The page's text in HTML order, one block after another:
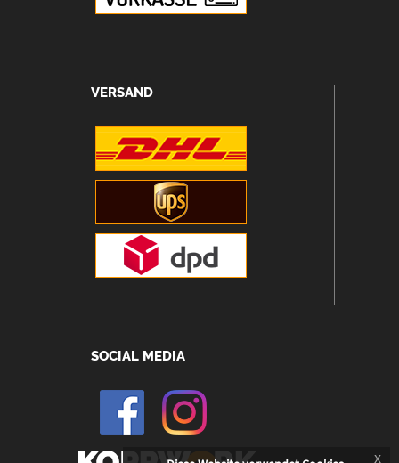
VERSAND
SOCIAL MEDIA
x